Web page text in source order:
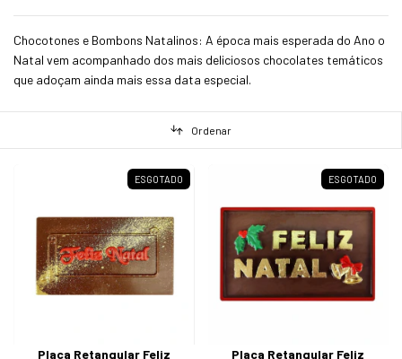
Chocotones e Bombons Natalinos: A época mais esperada do Ano o
Natal vem acompanhado dos mais deliciosos chocolates temáticos
que adoçam ainda mais essa data especial.
Ordenar
ESGOTADO
Placa Retangular Feliz
ESGOTADO
Placa Retangular Feliz